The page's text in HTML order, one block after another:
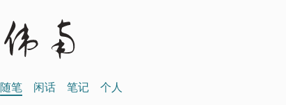
随笔 闲话 笔记 个人